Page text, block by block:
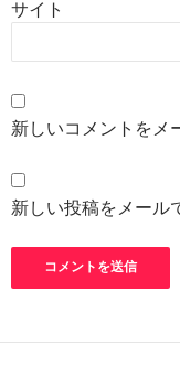
サイト
新しいコメントをメ
新しい投稿をメール